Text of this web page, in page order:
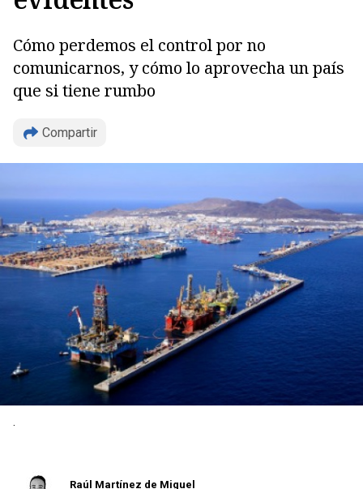
Cómo perdemos el control por no
comunicarnos, y cómo lo aprovecha un país
que si tiene rumbo
Compartir
Copiar
.
Raúl Martínez de Miguel